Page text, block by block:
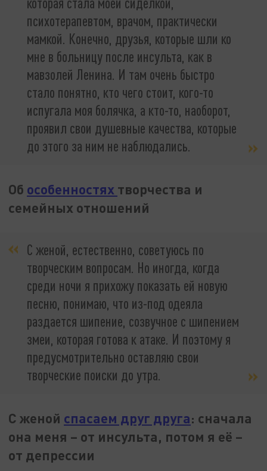
психотерапевтом, врачом, практически
мамкой. Конечно, друзья, которые шли ко
мне в больницу после инсульта, как в
мавзолей Ленина. И там очень быстро
стало понятно, кто чего стоит, кого-то
испугала моя болячка, а кто-то, наоборот,
проявил свои душевные качества, которые
до этого за ним не наблюдались.
Об особенностях творчества и
семейных отношений
С женой, естественно, советуюсь по
творческим вопросам. Но иногда, когда
среди ночи я прихожу показать ей новую
песню, понимаю, что из-под одеяла
раздается шипение, созвучное с шипением
змеи, которая готова к атаке. И поэтому я
предусмотрительно оставляю свои
творческие поиски до утра.
С женой спасаем друг друга: сначала
она меня – от инсульта, потом я её –
от депрессии